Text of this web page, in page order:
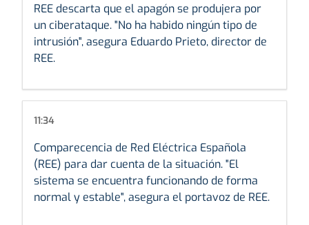
REE descarta que el apagón se produjera por
un ciberataque. "No ha habido ningún tipo de
intrusión", asegura Eduardo Prieto, director de
REE.
11:34
Comparecencia de Red Eléctrica Española
(REE) para dar cuenta de la situación. "El
sistema se encuentra funcionando de forma
normal y estable", asegura el portavoz de REE.